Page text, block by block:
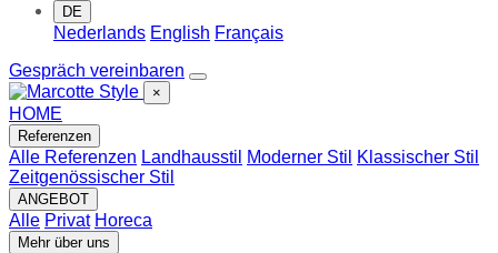
DE
Nederlands English Français
Gespräch vereinbaren
×
HOME
Referenzen
Alle Referenzen Landhausstil Moderner Stil
Klassischer Stil
Zeitgenössischer Stil
ANGEBOT
Alle Privat Horeca
Mehr über uns